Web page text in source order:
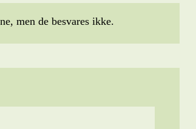
men de besvares ikke.